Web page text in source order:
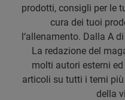
prodotti, consigli per le
cura dei tuoi
l‘allenamento. Dalla A
La redazione del
molti autori esterni
articoli su tutti i temi
della